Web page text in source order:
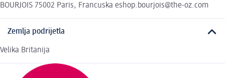
BOURJOIS 75002 Paris, Francuska eshop.bourjois@the-oz.com
Zemlja podrijetla
Velika Britanija